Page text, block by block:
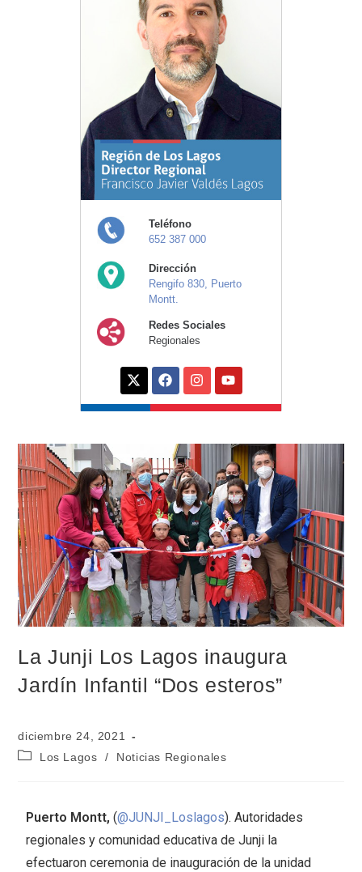
Teléfono
652 387 000
Dirección
Rengifo 830, Puerto
Montt.
Redes Sociales
Regionales
La Junji Los Lagos inaugura
Jardín Infantil “Dos esteros”
diciembre 24, 2021
Los Lagos
/ Noticias Regionales
Puerto Montt, (@JUNJI_Loslagos). Autoridades
regionales y comunidad educativa de Junji la
efectuaron ceremonia de inauguración de la unidad